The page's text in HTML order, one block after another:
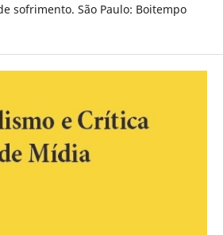
sofrimento. São Paulo: Boitempo